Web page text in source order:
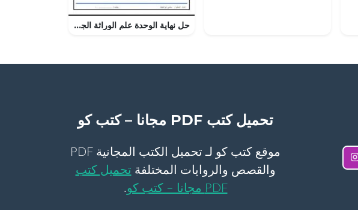
حل نهاية الوحدة علم الوراثة الجزيئية, (علوم) الحادي عشر المتقدم
تحميل كتب PDF مجانا – كتب كو
موقع كتب كو لـ تحميل الكتب المجانية PDF
والقصص والروايات المختلفة تحميل كتب
PDF مجانا – كتب كو
.